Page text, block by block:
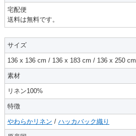
宅配便
送料は無料です。
サイズ
136 x 136 cm / 136 x 183 cm / 136 x 250 cm
素材
リネン100%
特徴
やわらかリネン / ハッカバック織り